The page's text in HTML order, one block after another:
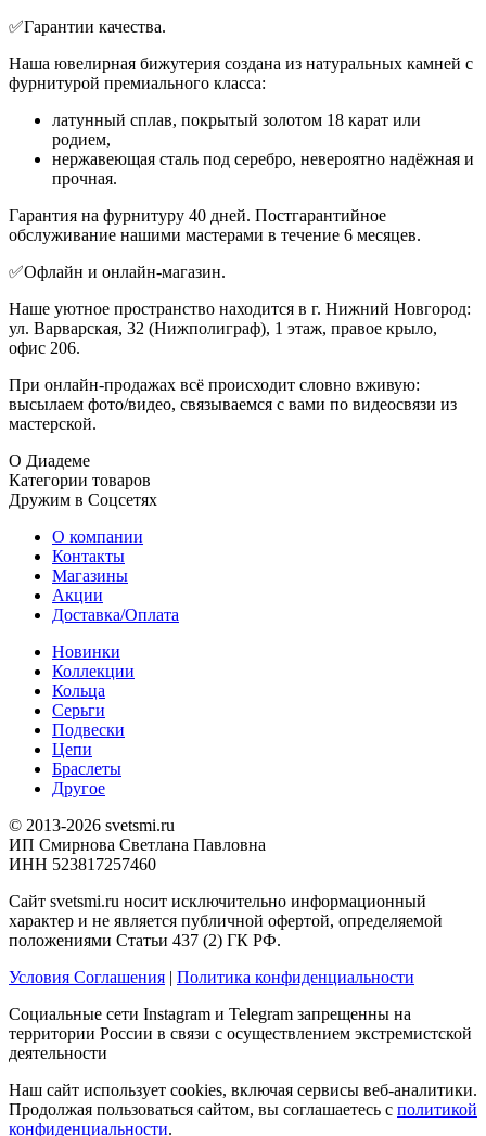
✅Гарантии качества.
Наша ювелирная бижутерия создана из натуральных камней с
фурнитурой премиального класса:
латунный сплав, покрытый золотом 18 карат или
родием,
нержавеющая сталь под серебро, невероятно надёжная и
прочная.
Гарантия на фурнитуру 40 дней. Постгарантийное
обслуживание нашими мастерами в течение 6 месяцев.
✅Офлайн и онлайн-магазин.
Наше уютное пространство находится в г. Нижний Новгород:
ул. Варварская, 32 (Нижполиграф), 1 этаж, правое крыло,
офис 206.
При онлайн-продажах всё происходит словно вживую:
высылаем фото/видео, связываемся с вами по видеосвязи из
мастерской.
О Диадеме
Категории товаров
Дружим в Соцсетях
О компании
Контакты
Магазины
Акции
Доставка/Оплата
Новинки
Коллекции
Кольца
Серьги
Подвески
Цепи
Браслеты
Другое
© 2013-2026 svetsmi.ru
ИП Смирнова Светлана Павловна
ИНН 523817257460
Сайт svetsmi.ru носит исключительно информационный
характер и не является публичной офертой, определяемой
положениями Статьи 437 (2) ГК РФ.
Условия Соглашения | Политика конфиденциальности
Социальные сети Instagram и Telegram запрещенны на
территории России в связи с осуществлением экстремистской
деятельности
Наш сайт использует cookies, включая сервисы веб-аналитики.
Продолжая пользоваться сайтом, вы соглашаетесь с политикой
конфиденциальности.